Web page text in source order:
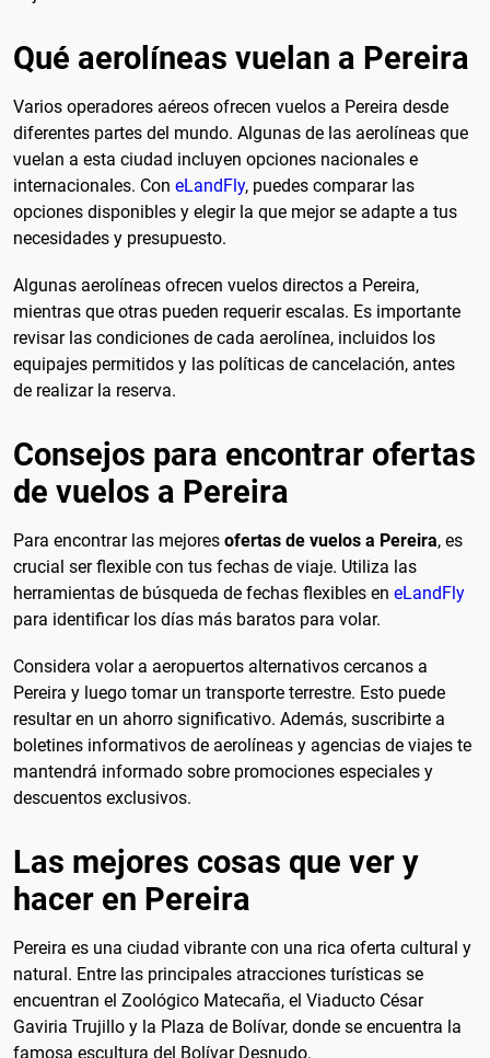
Qué aerolíneas vuelan a Pereira
Varios operadores aéreos ofrecen vuelos a Pereira desde
diferentes partes del mundo. Algunas de las aerolíneas que
vuelan a esta ciudad incluyen opciones nacionales e
internacionales. Con eLandFly, puedes comparar las
opciones disponibles y elegir la que mejor se adapte a tus
necesidades y presupuesto.
Algunas aerolíneas ofrecen vuelos directos a Pereira,
mientras que otras pueden requerir escalas. Es importante
revisar las condiciones de cada aerolínea, incluidos los
equipajes permitidos y las políticas de cancelación, antes
de realizar la reserva.
Consejos para encontrar ofertas
de vuelos a Pereira
Para encontrar las mejores ofertas de vuelos a Pereira, es
crucial ser flexible con tus fechas de viaje. Utiliza las
herramientas de búsqueda de fechas flexibles en eLandFly
para identificar los días más baratos para volar.
Considera volar a aeropuertos alternativos cercanos a
Pereira y luego tomar un transporte terrestre. Esto puede
resultar en un ahorro significativo. Además, suscribirte a
boletines informativos de aerolíneas y agencias de viajes te
mantendrá informado sobre promociones especiales y
descuentos exclusivos.
Las mejores cosas que ver y
hacer en Pereira
Pereira es una ciudad vibrante con una rica oferta cultural y
natural. Entre las principales atracciones turísticas se
encuentran el Zoológico Matecaña, el Viaducto César
Gaviria Trujillo y la Plaza de Bolívar, donde se encuentra la
famosa escultura del Bolívar Desnudo.